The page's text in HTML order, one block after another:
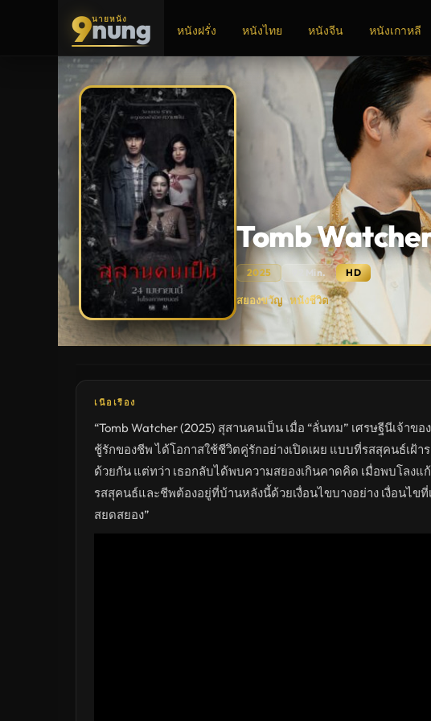
9นายหนัง
nung หนังฝรั่ง หนังไทย หนังจีน หนังเกาหลี
ADS
Tomb
2025 92 Min. HD
Tomb
Watcher
(2025)
คน
ไทย
เต็ม
เรื่อง
HD
อัปเดต
ล่าสุด
สยองขวัญ หนังชีวิต
เนื้อเรื่อง
“Tomb Watcher (2025) สุสานคนเป็น เมื่อ “ลั่นทม” เศรษฐีนีเจ้าข
ชู้รักของชีพ ได้โอกาสใช้ชีวิตคู่รักอย่างเปิดเผย แบบที่รสสุคนธ์เ
ด้วยกัน แต่ทว่า เธอกลับได้พบความสยองเกินคาดคิด เมื่อพบโลง
รสสุคนธ์และชีพต้องอยู่ที่บ้านหลังนี้ด้วยเงื่อนไขบางอย่าง เงื่อนไ
สยดสยอง”